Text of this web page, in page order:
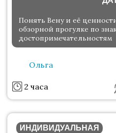
Понять Вену и её
обзорной прогулке по
достопримечательностям
Ольга
2 часа
ИНДИВИДУАЛЬНАЯ